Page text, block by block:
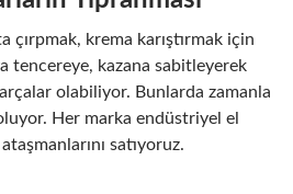
çırpmak, krema karıştırmak için
tencereye, kazana sabitleyerek
olabiliyor. Bunlarda zamanla
Her marka endüstriyel el
satıyoruz.